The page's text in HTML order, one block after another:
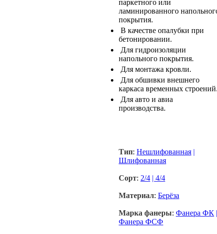
паркетного или
ламинированного
покрытия.
В качестве опалубки при
бетонировании.
Для гидроизоляции
напольного покрытия.
Для монтажа кровли.
Для обшивки внешнего
каркаса временных
Для авто и авиа
производства.
Тип: Нешлифованная |
Шлифованная
Сорт: 2/4 | 4/4
Материал: Берёза
Марка фанеры: Фанера ФК |
Фанера ФСФ